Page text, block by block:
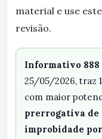
material e use
revisão.
Informativo 888
25/05/2026, traz
com maior
prerrogativa de
improbidade